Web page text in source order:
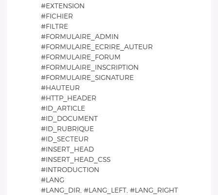
#EXTENSION
#FICHIER
#FILTRE
#FORMULAIRE_ADMIN
#FORMULAIRE_ECRIRE_AUTEUR
#FORMULAIRE_FORUM
#FORMULAIRE_INSCRIPTION
#FORMULAIRE_SIGNATURE
#HAUTEUR
#HTTP_HEADER
#ID_ARTICLE
#ID_DOCUMENT
#ID_RUBRIQUE
#ID_SECTEUR
#INSERT_HEAD
#INSERT_HEAD_CSS
#INTRODUCTION
#LANG
#LANG_DIR, #LANG_LEFT, #LANG_RIGHT